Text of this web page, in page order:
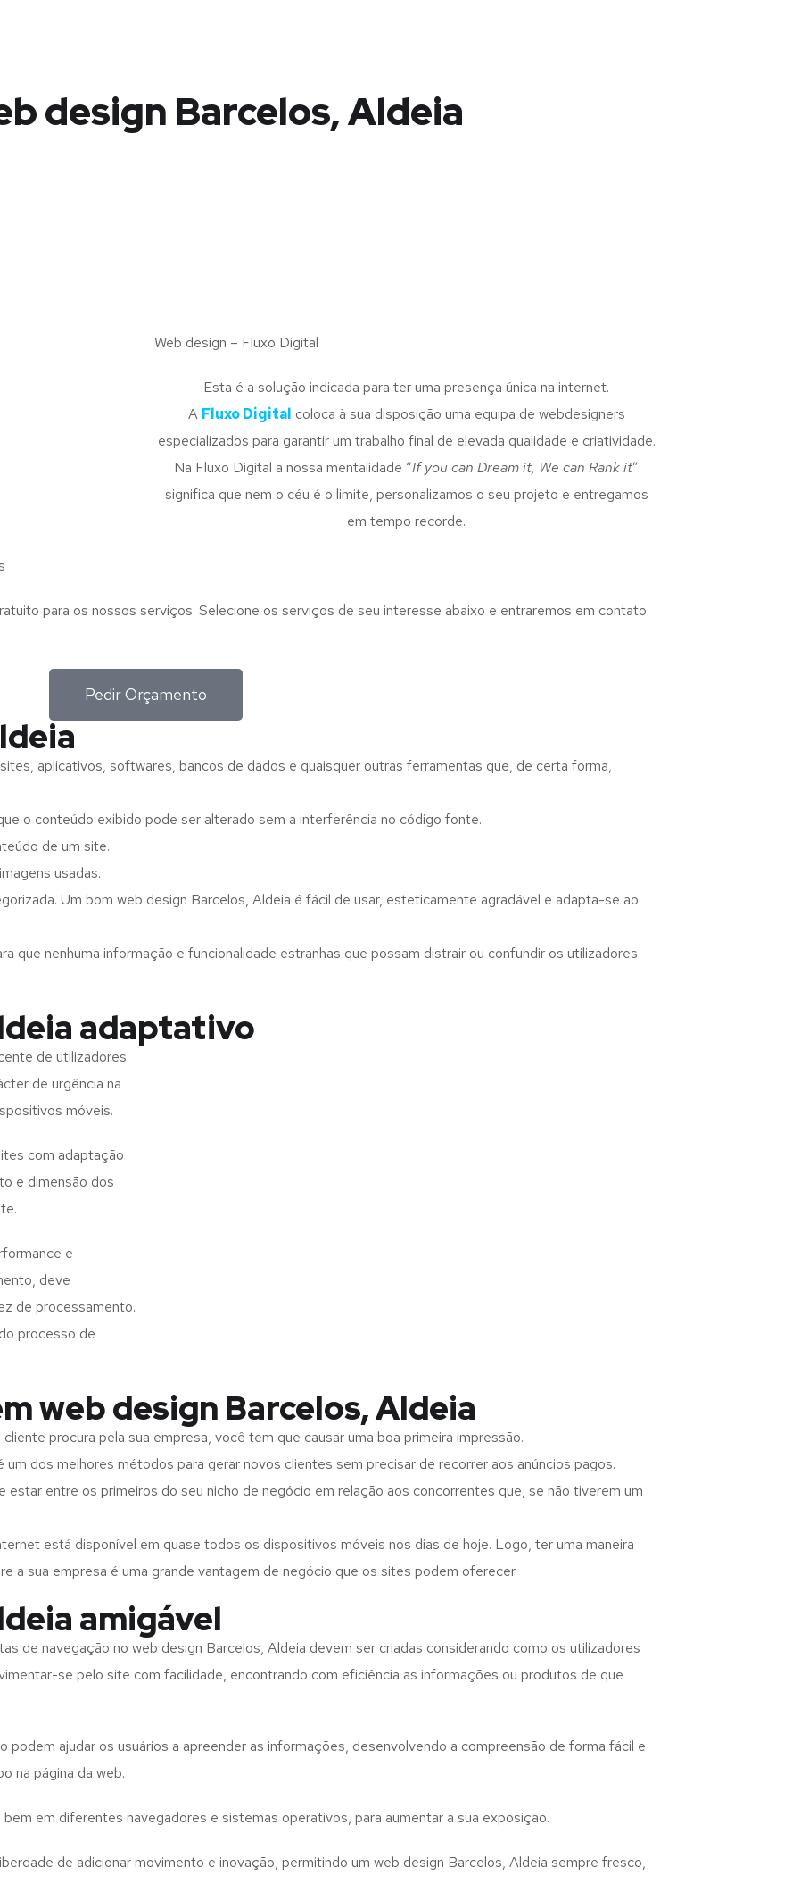
design Barcelos, Aldeia
Web design – Fluxo Digital
Esta é a solução indicada para ter uma presença única na internet.
A Fluxo Digital coloca à sua disposição uma equipa de webdesigners
especializados para garantir um trabalho final de elevada qualidade e criatividade.
Na Fluxo Digital a nossa mentalidade “If you can Dream it, We can Rank it”
significa que nem o céu é o limite, personalizamos o seu projeto e entregamos
em tempo recorde.
para os nossos serviços. Selecione os serviços de seu interesse abaixo e entraremos em contato
Pedir Orçamento
aplicativos, softwares, bancos de dados e quaisquer outras ferramentas que, de certa forma,
o conteúdo exibido pode ser alterado sem a interferência no código fonte.
de um site.
usadas.
Um bom web design Barcelos, Aldeia é fácil de usar, esteticamente agradável e adapta-se ao
que nenhuma informação e funcionalidade estranhas que possam distrair ou confundir os utilizadores
adaptativo
de utilizadores
de urgência na
móveis.
com adaptação
e dimensão dos
e
deve
de processamento.
processo de
web design Barcelos, Aldeia
procura pela sua empresa, você tem que causar uma boa primeira impressão.
dos melhores métodos para gerar novos clientes sem precisar de recorrer aos anúncios pagos.
entre os primeiros do seu nicho de negócio em relação aos concorrentes que, se não tiverem um
está disponível em quase todos os dispositivos móveis nos dias de hoje. Logo, ter uma maneira
a sua empresa é uma grande vantagem de negócio que os sites podem oferecer.
amigável
de navegação no web design Barcelos, Aldeia devem ser criadas considerando como os utilizadores
se pelo site com facilidade, encontrando com eficiência as informações ou produtos de que
ajudar os usuários a apreender as informações, desenvolvendo a compreensão de forma fácil e
na página da web.
em diferentes navegadores e sistemas operativos, para aumentar a sua exposição.
de adicionar movimento e inovação, permitindo um web design Barcelos, Aldeia sempre fresco,